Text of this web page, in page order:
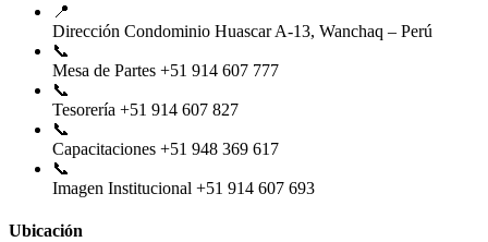
📍
Dirección Condominio Huascar A-13, Wanchaq – Perú
📞
Mesa de Partes +51 914 607 777
📞
Tesorería +51 914 607 827
📞
Capacitaciones +51 948 369 617
📞
Imagen Institucional +51 914 607 693
Ubicación